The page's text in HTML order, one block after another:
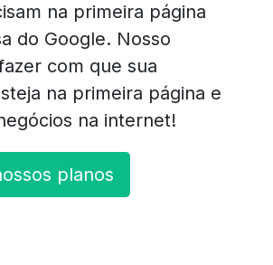
na primeira página
do Google. Nosso
com que sua
na primeira página e
na internet!
planos